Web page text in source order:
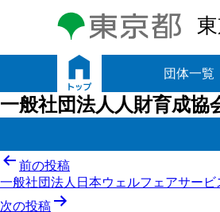
団体一覧
一般社団法人人財育成協
投
稿
前の投稿
一般社団法人日本ウェルフェアサービ
次の投稿